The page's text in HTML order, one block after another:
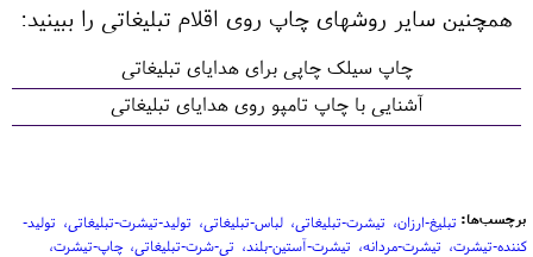
همچنین سایر روشهای چاپ روی اقلام تبلیغاتی را ببینید:
چاپ سیلک چاپی برای هدایای تبلیغاتی
آشنایی با چاپ تامپو روی هدایای تبلیغاتی
برچسب‌ها: تبلیغ-ارزان تیشرت-تبلیغاتی لباس-تبلیغاتی تولید-تیشرت-تبلیغاتی
تولید-
کننده-تیشرت
تیشرت-مردانه تیشرت-آستین-بلند تی-شرت-تبلیغاتی
چاپ-تیشرت